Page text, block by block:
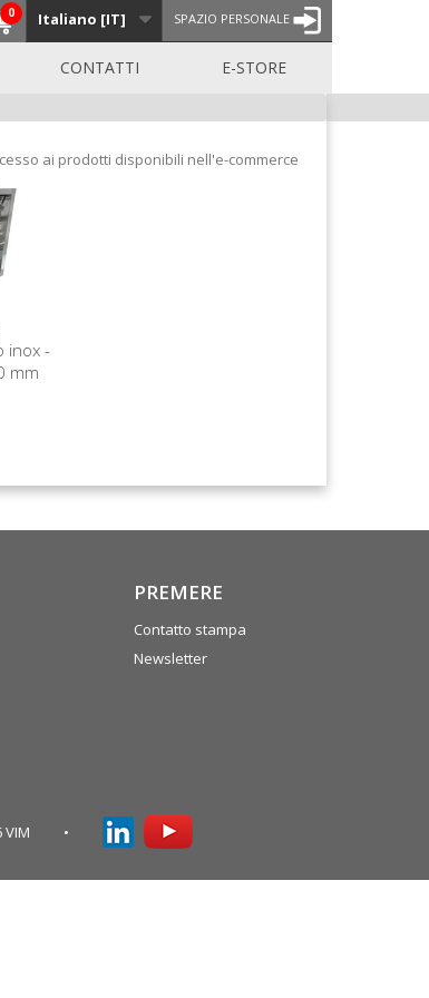
SPAZIO PERSONALE
Italiano [IT]
0
CONTATTI E-STORE
ai prodotti disponibili nell'e-commerce
inox -
mm
PREMERE
Contatto stampa
Newsletter